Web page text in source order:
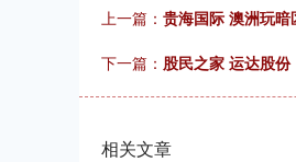
上一篇： 贵海国际 澳洲玩
下一篇： 股民之家 运达股
相关文章